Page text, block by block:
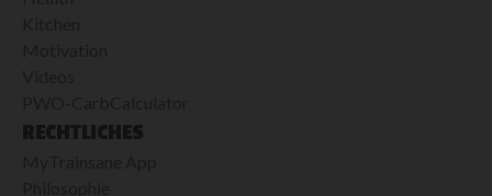
RECHTLICHES